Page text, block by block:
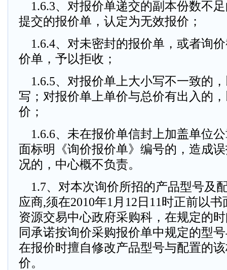
1.6.3、对报价单递交的副本份数不
提交的报价单，认定为无效报价；
1.6.4、对未密封的报价单，或者询
价单，予以拒收；
1.6.5、对报价单上大小写不一致的
写；对报价单上单价与总价有出入的
价；
1.6.6、未在报价单信封上加盖单位
面标明《询价报价单》编号的，造成
况的，中心概不负责。
1.7、对本次询价所招的产品型号及
应商,须在2010年1月12日11时正前以
资源交易中心政府采购科，在规定的
同承诺按询价采购报价单中规定的型
在报价时擅自修改产品型号与配置的
价。